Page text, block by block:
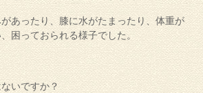
あったり、膝に水がたまったり、体重が
困っておられる様子でした。
いですか？